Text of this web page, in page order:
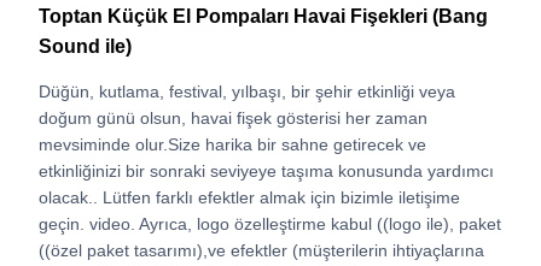
Toptan Küçük El Pompaları Havai Fişekleri (Bang
Sound ile)
Düğün, kutlama, festival, yılbaşı, bir şehir etkinliği veya
doğum günü olsun, havai fişek gösterisi her zaman
mevsiminde olur.Size harika bir sahne getirecek ve
etkinliğinizi bir sonraki seviyeye taşıma konusunda yardımcı
olacak.. Lütfen farklı efektler almak için bizimle iletişime
geçin. video. Ayrıca, logo özelleştirme kabul ((logo ile), paket
((özel paket tasarımı),ve efektler (müşterilerin ihtiyaçlarına